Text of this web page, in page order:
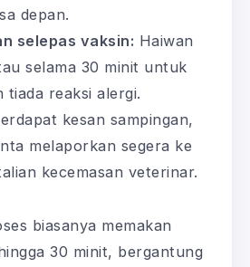
depan.
selepas vaksin: Haiwan
selama 30 minit untuk
tiada reaksi alergi.
kesan sampingan,
melaporkan segera ke
kecemasan veterinar.
biasanya memakan
30 minit, bergantung